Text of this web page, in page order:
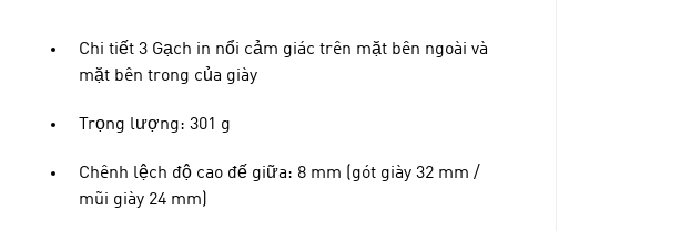
Chi tiết 3 Gạch in nổi cảm giác trên mặt bên ngoài và
mặt bên trong của giày
Trọng lượng: 301 g
Chênh lệch độ cao đế giữa: 8 mm (gót giày 32 mm /
mũi giày 24 mm)